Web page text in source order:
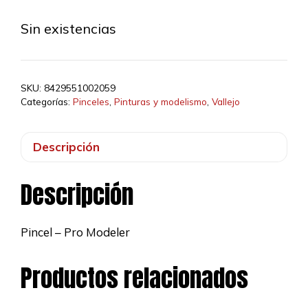
original
8,47 €.
actual
7,62 €.
Sin existencias
SKU: 8429551002059
Categorías: Pinceles Pinturas y modelismo Vallejo
Descripción
Descripción
Pincel – Pro Modeler
Productos relacionados